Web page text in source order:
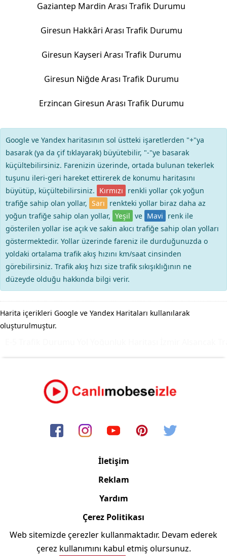
Gaziantep Mardin Arası Trafik Durumu
Giresun Hakkâri Arası Trafik Durumu
Giresun Kayseri Arası Trafik Durumu
Giresun Niğde Arası Trafik Durumu
Erzincan Giresun Arası Trafik Durumu
Google ve Yandex haritasının sol üstteki işaretlerden "+"ya
basarak (ya da çif tıklayarak) büyütebilir, "-"ye basarak
küçültebilirsiniz. Farenizin üzerinde, ortada bulunan tekerlek
tuşunu ileri-geri hareket ettirerek de konumu haritasını
büyütüp, küçültebilirsiniz. Kırmızı renkli yollar çok yoğun
trafiğe sahip olan yollar, Sarı renkteki yollar biraz daha az
yoğun trafiğe sahip olan yollar, Yeşil ve Mavi renk ile
gösterilen yollar ise açık ve sakin akıcı trafiğe sahip olan yolları
göstermektedir. Yollar üzerinde fareniz ile durduğunuzda o
yoldaki ortalama trafik akış hızını km/saat cinsinden
görebilirsiniz. Trafik akış hızı size trafik sıkışıklığının ne
düzeyde olduğu hakkında bilgi verir.
Harita içerikleri Google ve Yandex Haritaları kullanılarak
oluşturulmuştur.
İletişim
Reklam
Yardım
Çerez Politikası
Copyright © 2006/2024 Canlimobeseizle.com
Web sitemizde çerezler kullanmaktadır. Devam ederek
çerez kullanımını kabul etmiş olursunuz.